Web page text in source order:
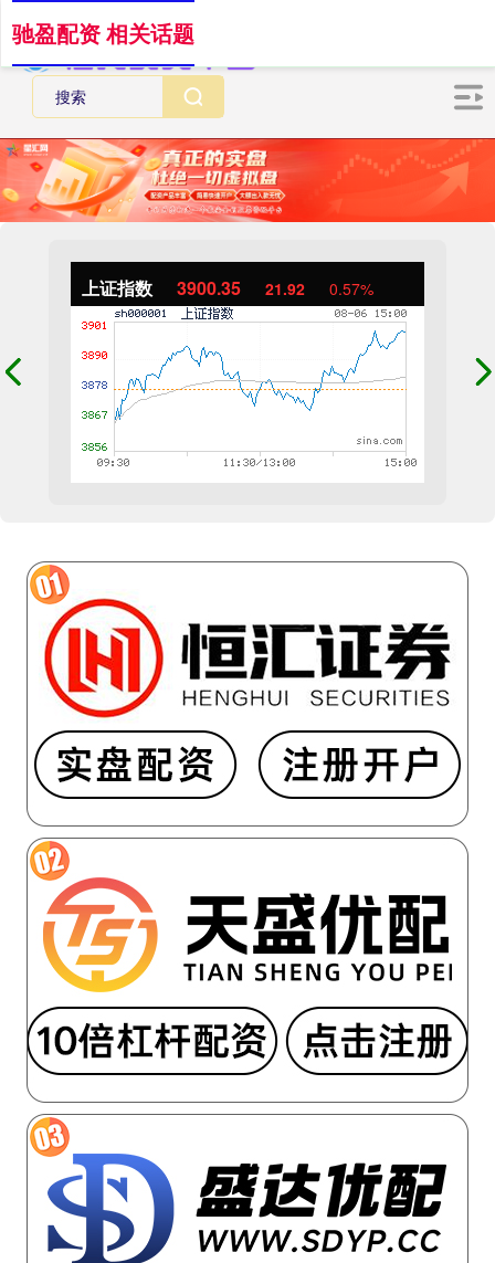
上证指数 3900.35 21.92 0.57%
驰盈配资 相关话题